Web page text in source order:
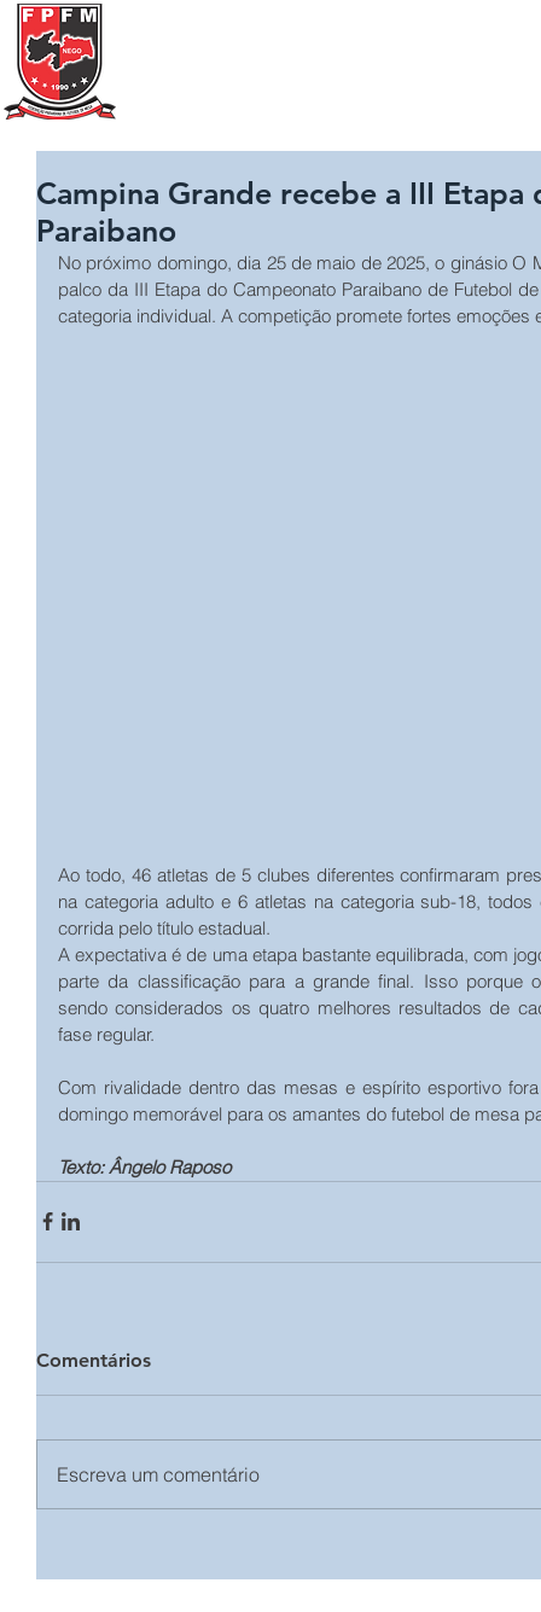
Campina Grande recebe a III Etapa
Paraibano
No próximo domingo, dia 25 de maio de 2025, o ginásio O
palco da III Etapa do Campeonato Paraibano de Futebol
categoria individual. A competição promete fortes emoções
Ao todo, 46 atletas de 5 clubes diferentes confirmaram
na categoria adulto e 6 atletas na categoria sub-18,
corrida pelo título estadual.
A expectativa é de uma etapa bastante equilibrada, com
parte da classificação para a grande final. Isso porque
sendo considerados os quatro melhores resultados de
fase regular.
Com rivalidade dentro das mesas e espírito esportivo
domingo memorável para os amantes do futebol de mesa
Texto: Ângelo Raposo
Comentários
Escreva um comentário